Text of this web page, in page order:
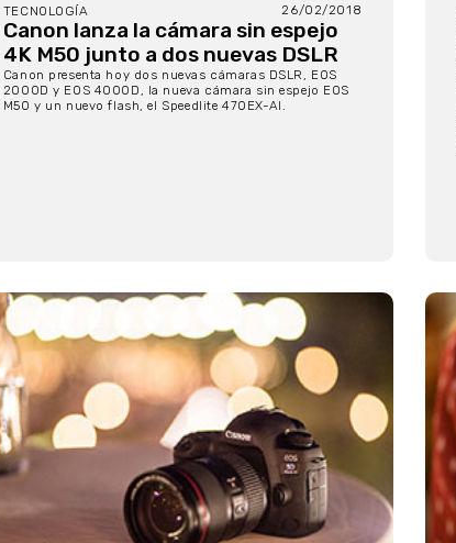
TECNOLOGÍA 26/02/2018
Canon lanza la cámara sin espejo
4K M50 junto a dos nuevas DSLR
Canon presenta hoy dos nuevas cámaras DSLR, EOS
2000D y EOS 4000D, la nueva cámara sin espejo EOS
M50 y un nuevo flash, el Speedlite 470EX-AI.